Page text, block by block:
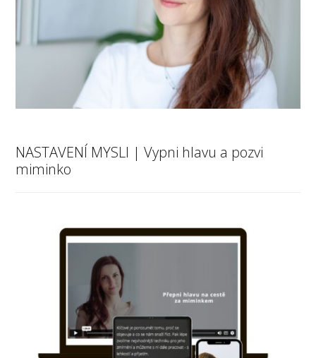
NASTAVENÍ MYSLI | Vypni hlavu a pozvi
miminko